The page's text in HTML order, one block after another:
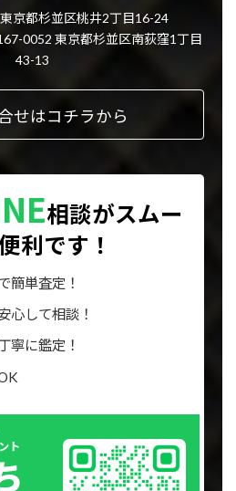
京都杉並区桃井2丁目16-24
0052 東京都杉並区南荻窪1丁目
43-13
せはコチラから
相談がスムー
利です！
簡単査定！
心して相談！
寧に鑑定！
ト